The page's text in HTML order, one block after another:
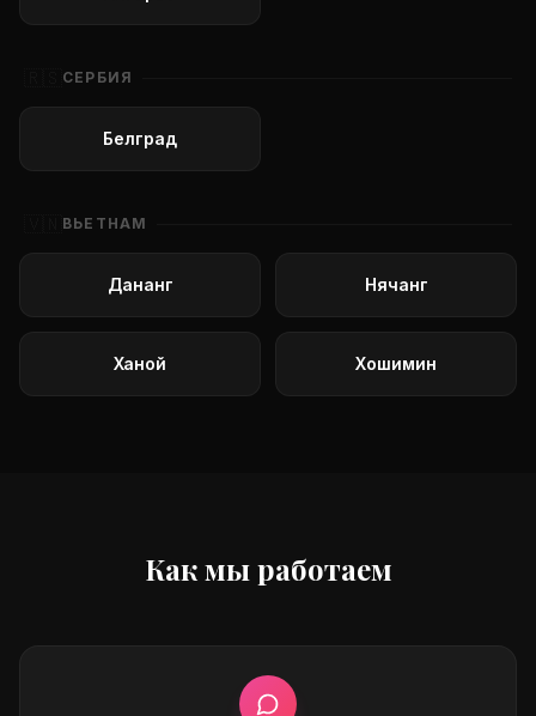
СЕРБИЯ
Белград
ВЬЕТНАМ
Дананг Нячанг
Ханой Хошимин
Как мы работаем